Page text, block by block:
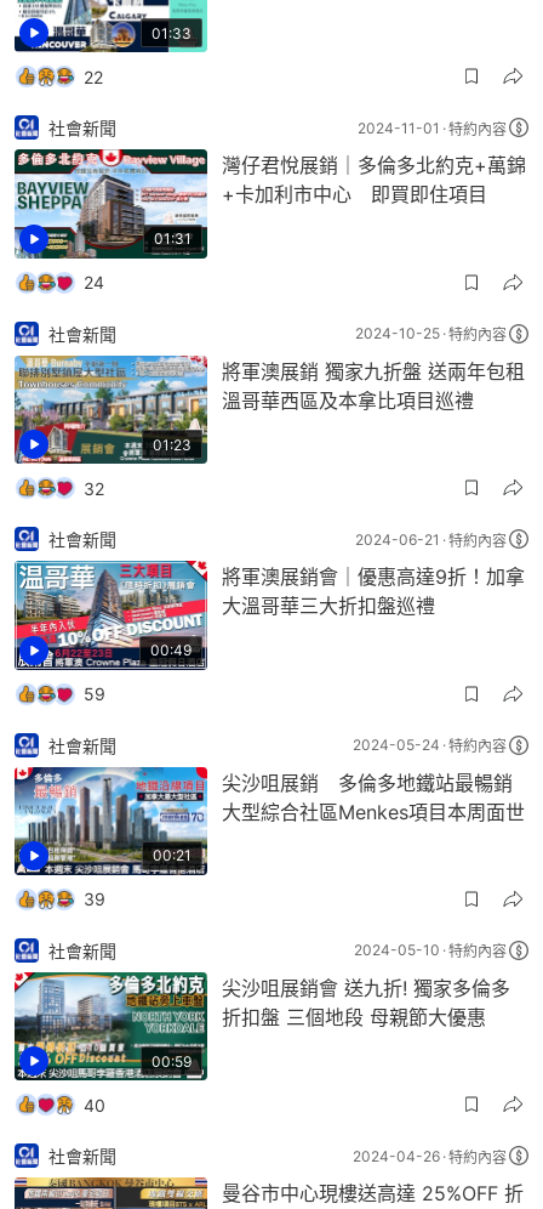
01:33
22
01:31
社會新聞 2024-11-01 特約內容
灣仔君悅展銷｜多倫多北約克+萬錦
+卡加利市中心 即買即住項目
24
01:23
社會新聞 2024-10-25 特約內容
將軍澳展銷 獨家九折盤 送兩年包租
溫哥華西區及本拿比項目巡禮
32
00:49
社會新聞 2024-06-21 特約內容
將軍澳展銷會｜優惠高達9折！加拿
大溫哥華三大折扣盤巡禮
59
00:21
社會新聞 2024-05-24 特約內容
尖沙咀展銷 多倫多地鐵站最暢銷
大型綜合社區Menkes項目本周面世
39
00:59
社會新聞 2024-05-10 特約內容
尖沙咀展銷會 送九折! 獨家多倫多
折扣盤 三個地段 母親節大優惠
40
社會新聞 2024-04-26 特約內容
曼谷市中心現樓送高達 25%OFF 折